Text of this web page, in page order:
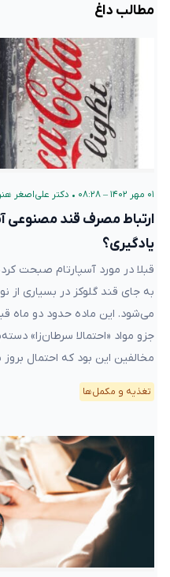
مطالب داغ
۰۱ مهر ۱۴۰۲ – ۰۸:۲۸ • دکتر علی‌اصغر
ارتباط مصرف قند مصنوعی
یادگیری؟
قبلا در مورد آسپارتام صبحت
به جای قند گلوکز در بسیاری از
می‌شود. این ماده حدود دو ماه
جزو مواد «احتمالا سرطان‌زا»
مخالفین این بود که احتمال
تغذیه و مکمل‌ها